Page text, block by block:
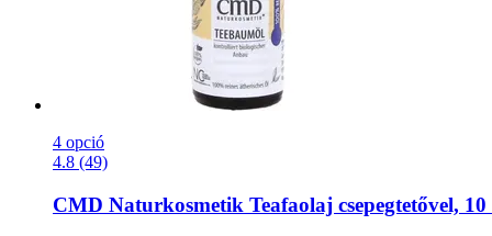
4 opció
4.8 (49)
CMD Naturkosmetik Teafaolaj csepegtetővel,